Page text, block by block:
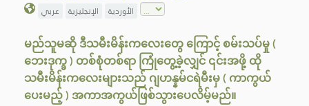
عربي الإنجليزية الأوردية
မည်သူမဆို ဒီသမီးမိန်းကလေးတွေ ကြောင့် စမ်းသပ်မှု (
ဘေးဒုက္ခ ) တစ်စုံတစ်ရာ ကြုံတွေ့ခဲ့လျှင် ၎င်းအဖို့ ထို
သမီးမိန်းကလေးများသည် ဂျဟန္နမ်ငရဲမီးမှ ( ကာကွယ်
ပေးမည့် ) အကာအကွယ်ဖြစ်သွားပေလိမ့်မည်။